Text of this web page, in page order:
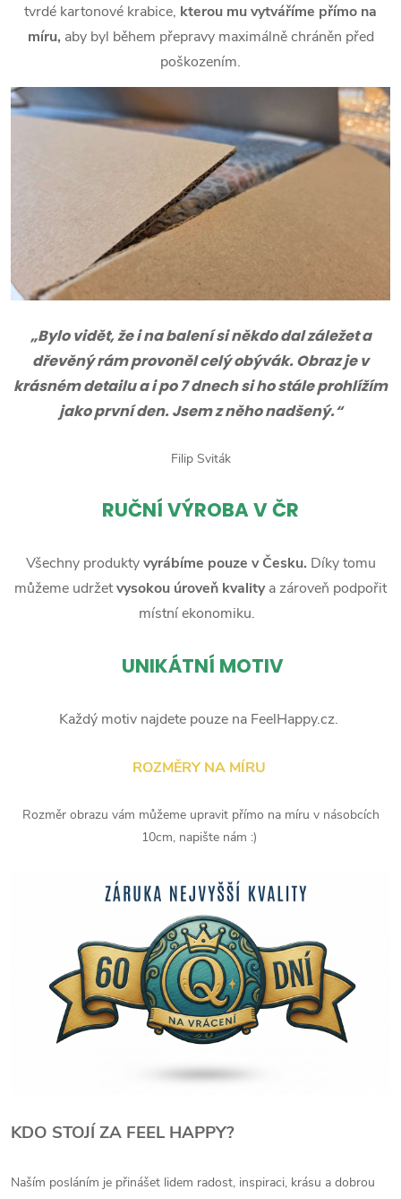
tvrdé kartonové krabice, kterou mu vytváříme přímo na
míru, aby byl během přepravy maximálně chráněn před
poškozením.
„Bylo vidět, že i na balení si někdo dal záležet a
dřevěný rám provoněl celý obývák. Obraz je v
krásném detailu a i po 7 dnech si ho stále prohlížím
jako první den. Jsem z něho nadšený.“
Filip Sviták
RUČNÍ VÝROBA V ČR
Všechny produktyvyrábíme pouze v Česku. Díky tomu
můžeme udržetvysokou úroveň kvalitya zároveň podpořit
místní ekonomiku.
UNIKÁTNÍ MOTIV
Každý motiv najdete pouze na FeelHappy.cz.
ROZMĚRY NA MÍRU
Rozměr obrazu vám můžeme upravit přímo na míru v násobcích
10cm, napište nám :)
KDO STOJÍ ZA FEEL HAPPY?
Naším posláním je přinášet lidem radost, inspiraci, krásu a dobrou